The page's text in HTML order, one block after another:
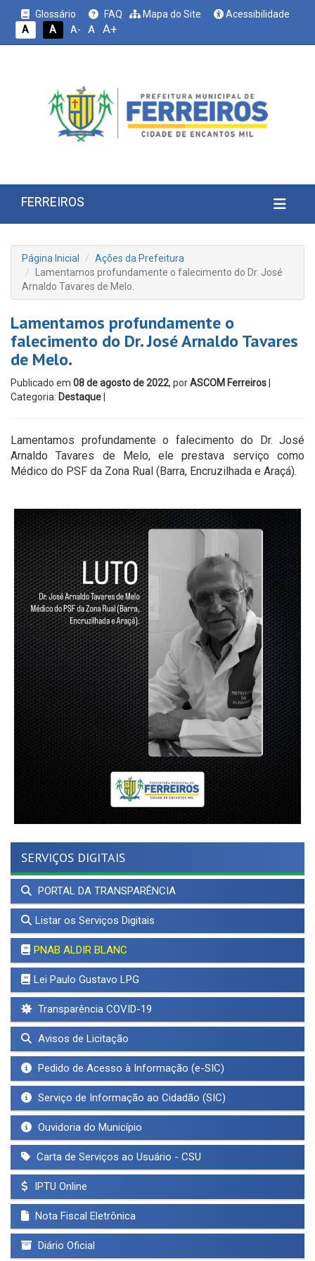
Glossário FAQ Mapa do Site
Acessibilidade
A
A A- A A+
FERREIROS
Página Inicial
Ações da Prefeitura
Lamentamos profundamente o falecimento do Dr. José
Arnaldo Tavares de Melo.
Lamentamos profundamente o
falecimento do Dr. José Arnaldo Tavares
de Melo.
Publicado em 08 de agosto de 2022, porASCOM Ferreiros
Categoria: Destaque
Lamentamos profundamente o falecimento do Dr. José
Arnaldo Tavares de Melo, ele prestava serviço como
Médico do PSF da Zona Rual (Barra, Encruzilhada e Araçá).
SERVIÇOS DIGITAIS
PORTAL DA TRANSPARÊNCIA
Listar os Serviços Digitais
PNAB ALDIR BLANC
Lei Paulo Gustavo LPG
Transparência COVID-19
Avisos de Licitação
Pedido de Acesso à Informação (e-SIC)
Serviço de Informação ao Cidadão (SIC)
Ouvidoria do Município
Carta de Serviços ao Usuário - CSU
IPTU Online
Nota Fiscal Eletrônica
Diário Oficial